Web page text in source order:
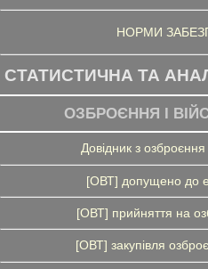
НОРМИ
СТАТИСТИЧНА ТА
ОЗБРОЄННЯ І
Довідник з озброєння
[ОВТ] допущено до
[ОВТ] прийняття на
[ОВТ] закупівля